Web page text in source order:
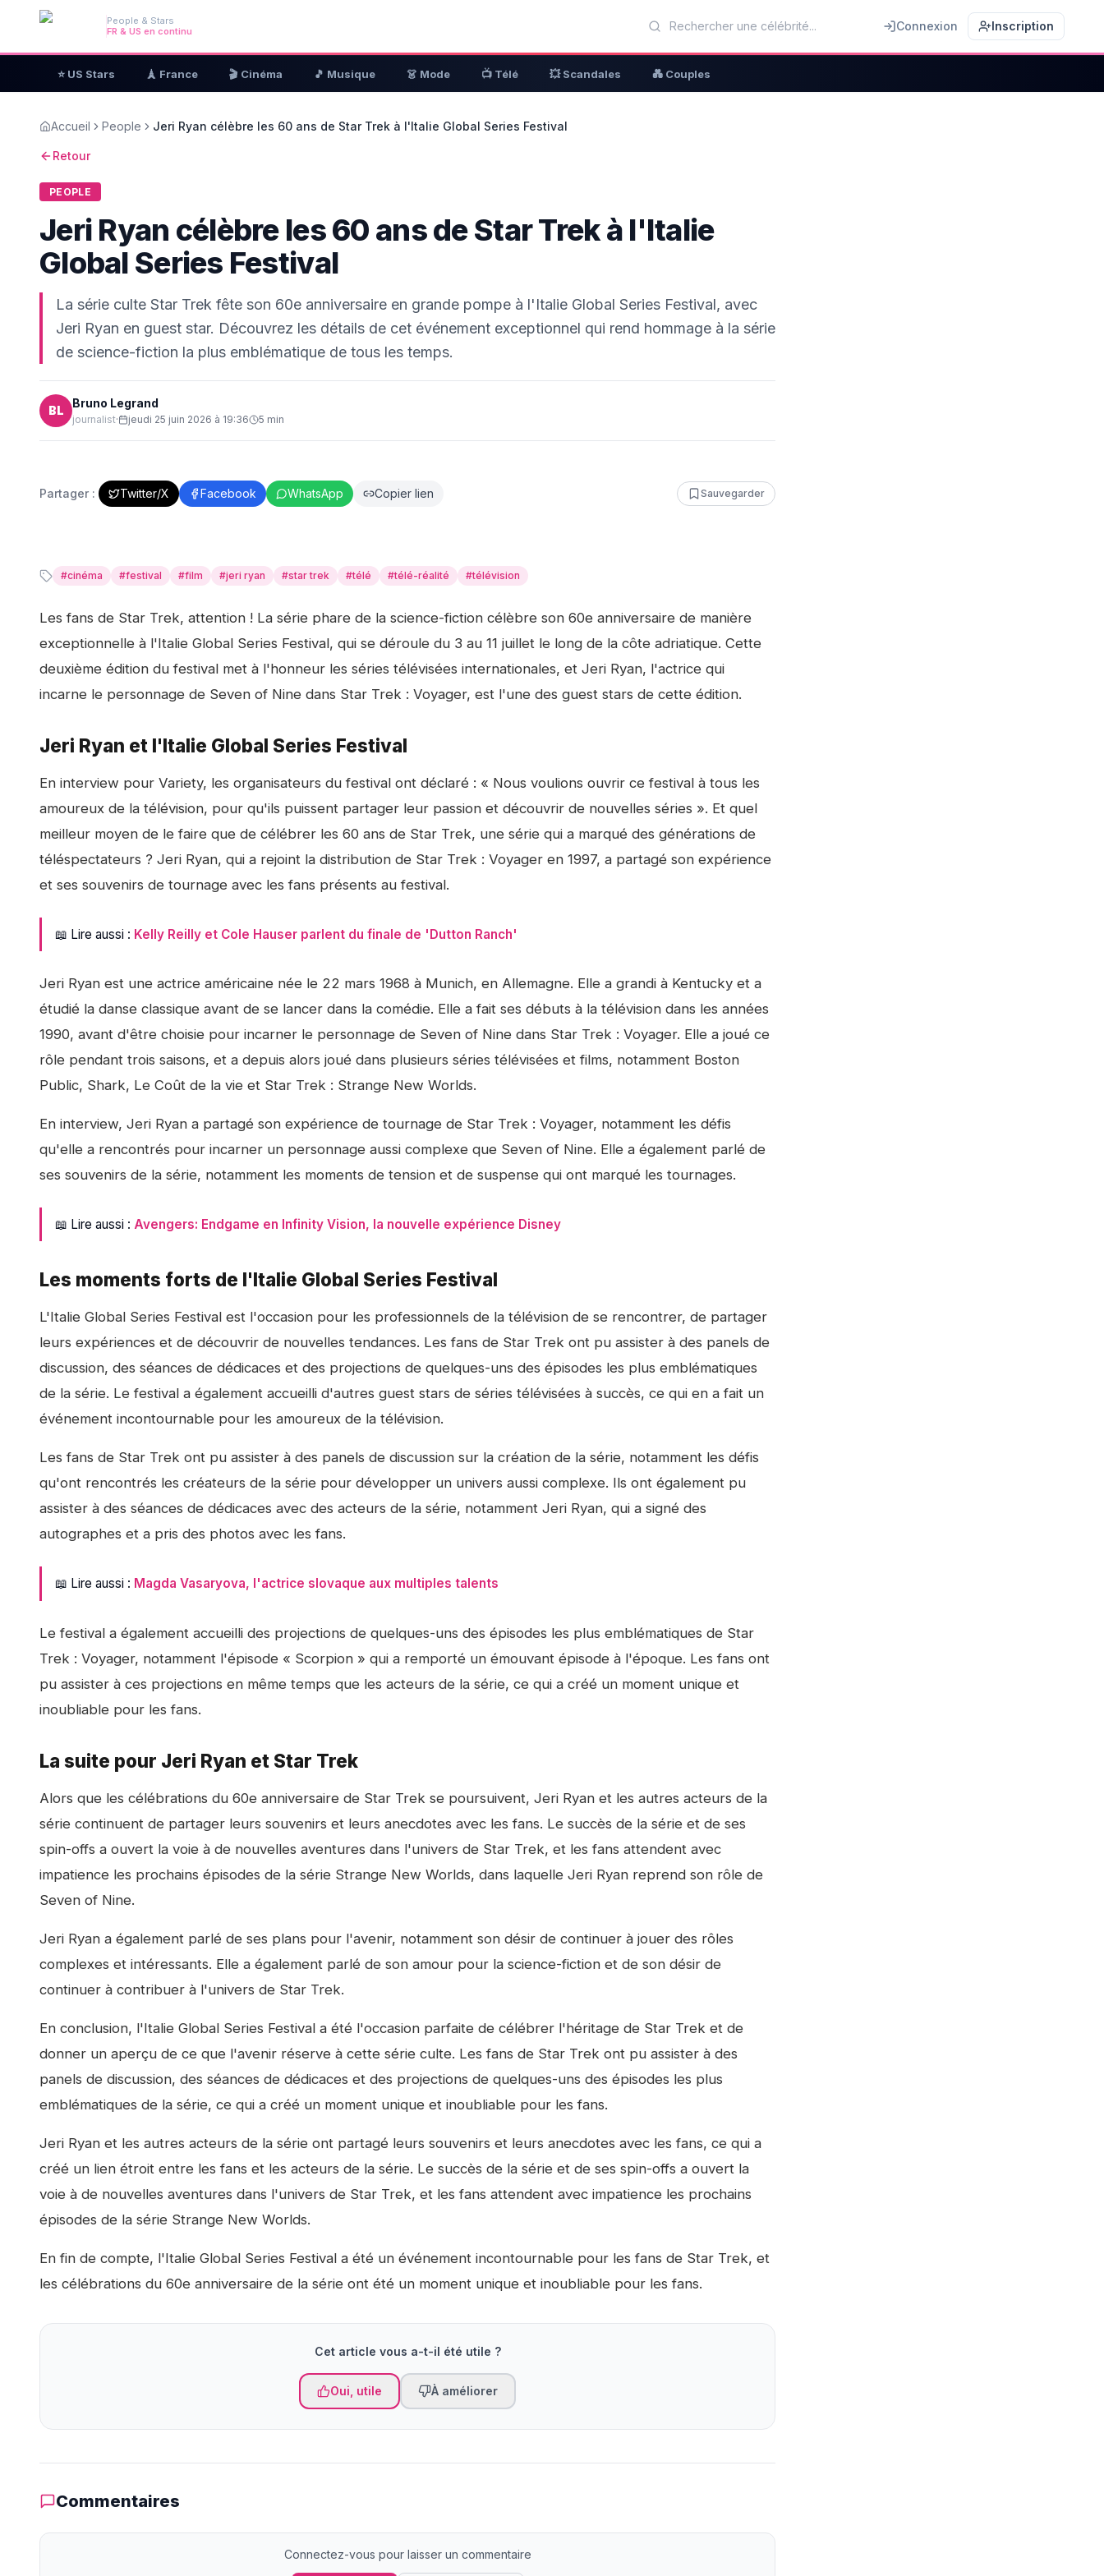
People & Stars
FR & US en continu
Connexion Inscription
⭐ US Stars 🗼 France 🎬 Cinéma 🎵 Musique 👗 Mode 📺 Télé 💥 Scandales 💑 Couples
Accueil People Jeri Ryan célèbre les 60 ans de Star Trek à l'Italie Global Series Festival
Retour
PEOPLE
Jeri Ryan célèbre les 60 ans de Star Trek à l'Italie
Global Series Festival
La série culte Star Trek fête son 60e anniversaire en grande pompe à l'Italie Global Series Festival, avec
Jeri Ryan en guest star. Découvrez les détails de cet événement exceptionnel qui rend hommage à la série
de science-fiction la plus emblématique de tous les temps.
BL
Bruno Legrand
journalist· jeudi 25 juin 2026 à 19:36 5 min
Partager : Twitter/X Facebook WhatsApp Copier lien Sauvegarder
#cinéma #festival #film #jeri ryan #star trek #télé #télé-réalité #télévision
Les fans de Star Trek, attention ! La série phare de la science-fiction célèbre son 60e anniversaire de manière
exceptionnelle à l'Italie Global Series Festival, qui se déroule du 3 au 11 juillet le long de la côte adriatique. Cette
deuxième édition du festival met à l'honneur les séries télévisées internationales, et Jeri Ryan, l'actrice qui
incarne le personnage de Seven of Nine dans Star Trek : Voyager, est l'une des guest stars de cette édition.
Jeri Ryan et l'Italie Global Series Festival
En interview pour Variety, les organisateurs du festival ont déclaré : « Nous voulions ouvrir ce festival à tous les
amoureux de la télévision, pour qu'ils puissent partager leur passion et découvrir de nouvelles séries ». Et quel
meilleur moyen de le faire que de célébrer les 60 ans de Star Trek, une série qui a marqué des générations de
téléspectateurs ? Jeri Ryan, qui a rejoint la distribution de Star Trek : Voyager en 1997, a partagé son expérience
et ses souvenirs de tournage avec les fans présents au festival.
📖 Lire aussi : Kelly Reilly et Cole Hauser parlent du finale de 'Dutton Ranch'
Jeri Ryan est une actrice américaine née le 22 mars 1968 à Munich, en Allemagne. Elle a grandi à Kentucky et a
étudié la danse classique avant de se lancer dans la comédie. Elle a fait ses débuts à la télévision dans les années
1990, avant d'être choisie pour incarner le personnage de Seven of Nine dans Star Trek : Voyager. Elle a joué ce
rôle pendant trois saisons, et a depuis alors joué dans plusieurs séries télévisées et films, notamment Boston
Public, Shark, Le Coût de la vie et Star Trek : Strange New Worlds.
En interview, Jeri Ryan a partagé son expérience de tournage de Star Trek : Voyager, notamment les défis
qu'elle a rencontrés pour incarner un personnage aussi complexe que Seven of Nine. Elle a également parlé de
ses souvenirs de la série, notamment les moments de tension et de suspense qui ont marqué les tournages.
📖 Lire aussi : Avengers: Endgame en Infinity Vision, la nouvelle expérience Disney
Les moments forts de l'Italie Global Series Festival
L'Italie Global Series Festival est l'occasion pour les professionnels de la télévision de se rencontrer, de partager
leurs expériences et de découvrir de nouvelles tendances. Les fans de Star Trek ont pu assister à des panels de
discussion, des séances de dédicaces et des projections de quelques-uns des épisodes les plus emblématiques
de la série. Le festival a également accueilli d'autres guest stars de séries télévisées à succès, ce qui en a fait un
événement incontournable pour les amoureux de la télévision.
Les fans de Star Trek ont pu assister à des panels de discussion sur la création de la série, notamment les défis
qu'ont rencontrés les créateurs de la série pour développer un univers aussi complexe. Ils ont également pu
assister à des séances de dédicaces avec des acteurs de la série, notamment Jeri Ryan, qui a signé des
autographes et a pris des photos avec les fans.
📖 Lire aussi : Magda Vasaryova, l'actrice slovaque aux multiples talents
Le festival a également accueilli des projections de quelques-uns des épisodes les plus emblématiques de Star
Trek : Voyager, notamment l'épisode « Scorpion » qui a remporté un émouvant épisode à l'époque. Les fans ont
pu assister à ces projections en même temps que les acteurs de la série, ce qui a créé un moment unique et
inoubliable pour les fans.
La suite pour Jeri Ryan et Star Trek
Alors que les célébrations du 60e anniversaire de Star Trek se poursuivent, Jeri Ryan et les autres acteurs de la
série continuent de partager leurs souvenirs et leurs anecdotes avec les fans. Le succès de la série et de ses
spin-offs a ouvert la voie à de nouvelles aventures dans l'univers de Star Trek, et les fans attendent avec
impatience les prochains épisodes de la série Strange New Worlds, dans laquelle Jeri Ryan reprend son rôle de
Seven of Nine.
Jeri Ryan a également parlé de ses plans pour l'avenir, notamment son désir de continuer à jouer des rôles
complexes et intéressants. Elle a également parlé de son amour pour la science-fiction et de son désir de
continuer à contribuer à l'univers de Star Trek.
En conclusion, l'Italie Global Series Festival a été l'occasion parfaite de célébrer l'héritage de Star Trek et de
donner un aperçu de ce que l'avenir réserve à cette série culte. Les fans de Star Trek ont pu assister à des
panels de discussion, des séances de dédicaces et des projections de quelques-uns des épisodes les plus
emblématiques de la série, ce qui a créé un moment unique et inoubliable pour les fans.
Jeri Ryan et les autres acteurs de la série ont partagé leurs souvenirs et leurs anecdotes avec les fans, ce qui a
créé un lien étroit entre les fans et les acteurs de la série. Le succès de la série et de ses spin-offs a ouvert la
voie à de nouvelles aventures dans l'univers de Star Trek, et les fans attendent avec impatience les prochains
épisodes de la série Strange New Worlds.
En fin de compte, l'Italie Global Series Festival a été un événement incontournable pour les fans de Star Trek, et
les célébrations du 60e anniversaire de la série ont été un moment unique et inoubliable pour les fans.
Cet article vous a-t-il été utile ?
Oui, utile À améliorer
Commentaires
Connectez-vous pour laisser un commentaire